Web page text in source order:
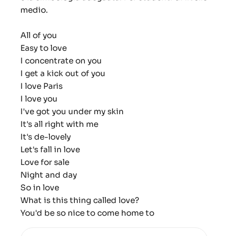
medio.
All of you
Easy to love
I concentrate on you
I get a kick out of you
I love Paris
I love you
I've got you under my skin
It's all right with me
It's de-lovely
Let's fall in love
Love for sale
Night and day
So in love
What is this thing called love?
You'd be so nice to come home to